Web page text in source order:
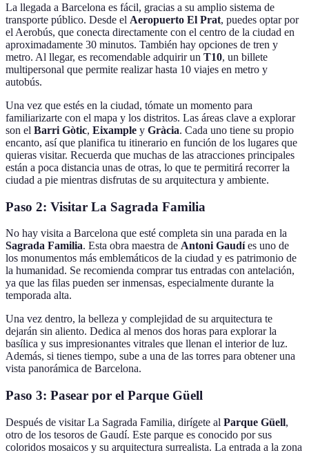
La llegada a Barcelona es fácil, gracias a su amplio sistema de
transporte público. Desde el Aeropuerto El Prat, puedes optar por
el Aerobús, que conecta directamente con el centro de la ciudad en
aproximadamente 30 minutos. También hay opciones de tren y
metro. Al llegar, es recomendable adquirir un T10, un billete
multipersonal que permite realizar hasta 10 viajes en metro y
autobús.
Una vez que estés en la ciudad, tómate un momento para
familiarizarte con el mapa y los distritos. Las áreas clave a explorar
son el Barri Gòtic, Eixample y Gràcia. Cada uno tiene su propio
encanto, así que planifica tu itinerario en función de los lugares que
quieras visitar. Recuerda que muchas de las atracciones principales
están a poca distancia unas de otras, lo que te permitirá recorrer la
ciudad a pie mientras disfrutas de su arquitectura y ambiente.
Paso 2: Visitar La Sagrada Familia
No hay visita a Barcelona que esté completa sin una parada en la
Sagrada Familia. Esta obra maestra de Antoni Gaudíes uno de
los monumentos más emblemáticos de la ciudad y es patrimonio de
la humanidad. Se recomienda comprar tus entradas con antelación,
ya que las filas pueden ser inmensas, especialmente durante la
temporada alta.
Una vez dentro, la belleza y complejidad de su arquitectura te
dejarán sin aliento. Dedica al menos dos horas para explorar la
basílica y sus impresionantes vitrales que llenan el interior de luz.
Además, si tienes tiempo, sube a una de las torres para obtener una
vista panorámica de Barcelona.
Paso 3: Pasear por el Parque Güell
Después de visitar La Sagrada Familia, dirígete al Parque Güell,
otro de los tesoros de Gaudí. Este parque es conocido por sus
coloridos mosaicos y su arquitectura surrealista. La entrada a la zona